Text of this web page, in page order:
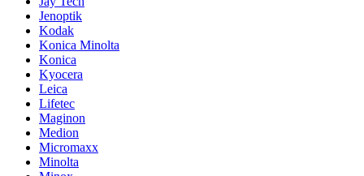
Jenoptik
Kodak
Konica Minolta
Konica
Kyocera
Leica
Lifetec
Maginon
Medion
Micromaxx
Minolta